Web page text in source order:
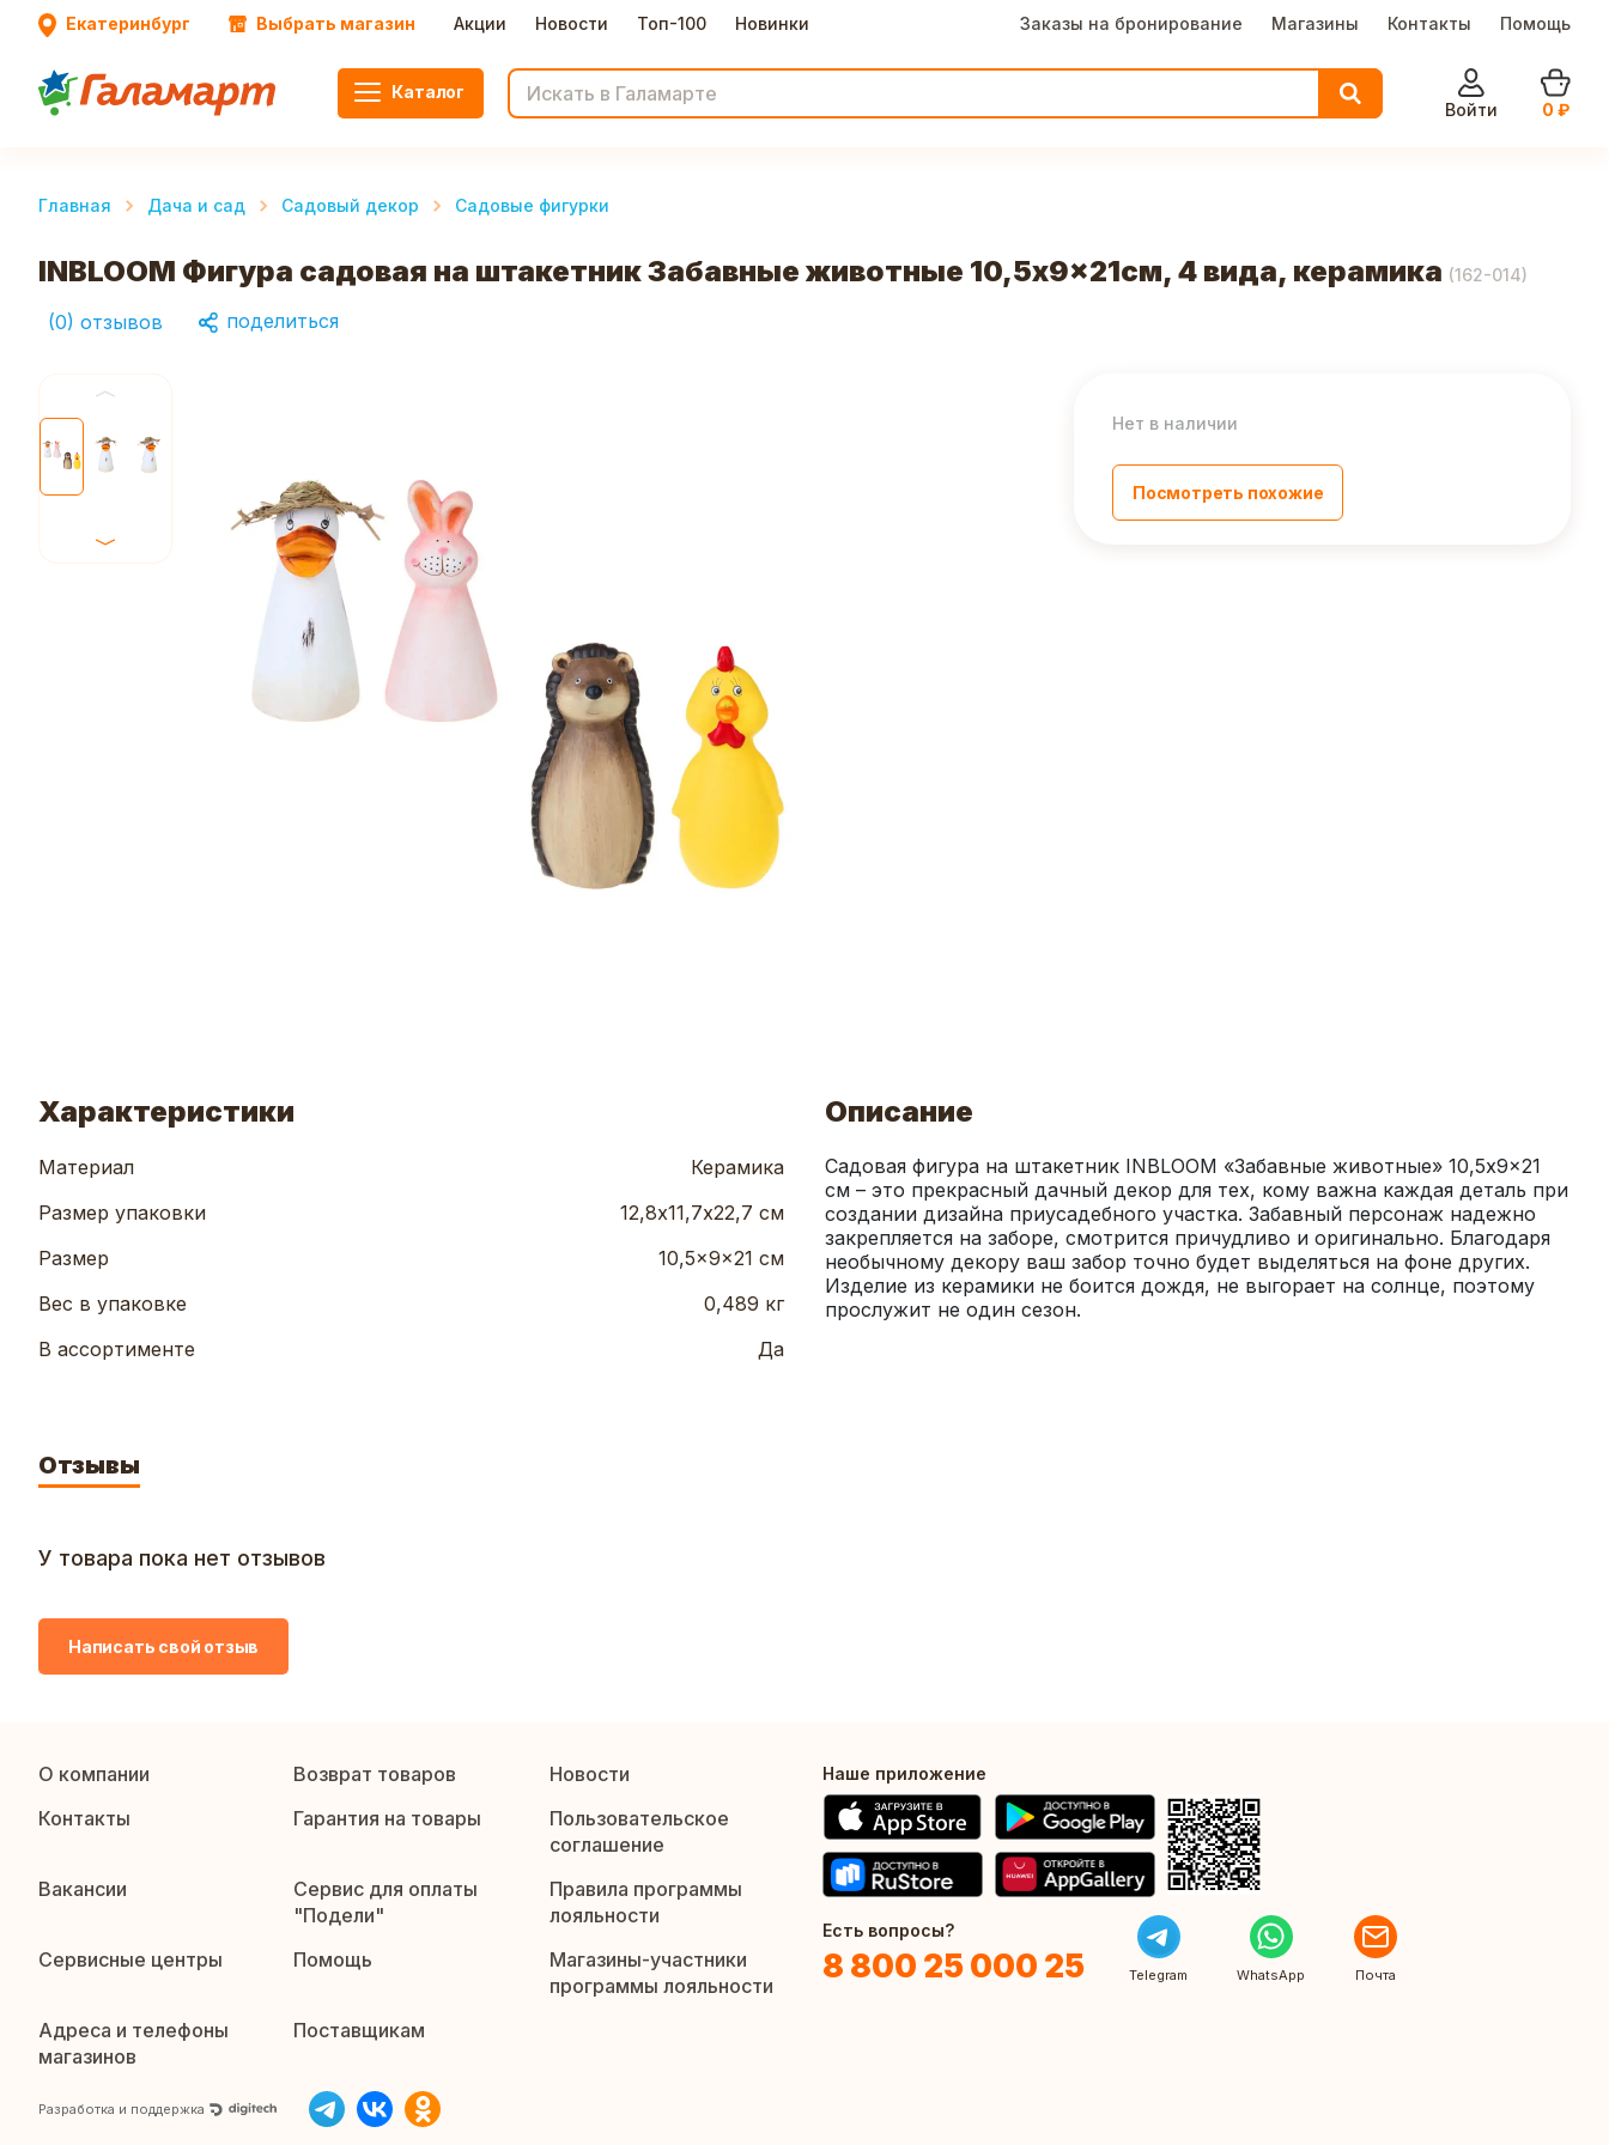
Екатеринбург Выбрать магазин Акции Новости Топ-100 Новинки Заказы на бронирование Магазины Контакты Помощь
Каталог
Войти
0 ₽
Главная Дача и сад Садовый декор Садовые фигурки
INBLOOM Фигура садовая на штакетник Забавные животные 10,5x9x21см, 4 вида, керамика (162-014)
(0) отзывов поделиться
Нет в наличии
Посмотреть похожие
Характеристики
Материал
Керамика
Размер упаковки
12,8х11,7х22,7 см
Размер
10,5x9x21 см
Вес в упаковке
0,489 кг
В ассортименте
Да
Описание
Садовая фигура на штакетник INBLOOM «Забавные животные» 10,5x9x21
см – это прекрасный дачный декор для тех, кому важна каждая деталь при
создании дизайна приусадебного участка. Забавный персонаж надежно
закрепляется на заборе, смотрится причудливо и оригинально. Благодаря
необычному декору ваш забор точно будет выделяться на фоне других.
Изделие из керамики не боится дождя, не выгорает на солнце, поэтому
прослужит не один сезон.
Отзывы
У товара пока нет отзывов
Написать свой отзыв
О компании Возврат товаров
Новости
Контакты
Гарантия на товары
Пользовательское
соглашение
Вакансии
Сервис для оплаты
"Подели"
Правила программы
лояльности
Сервисные центры
Помощь
Магазины-участники
программы лояльности
Адреса и телефоны
магазинов
Поставщикам
Разработка и поддержка
Наше приложение
Есть вопросы?
8 800 25 000 25 Telegram WhatsApp Почта